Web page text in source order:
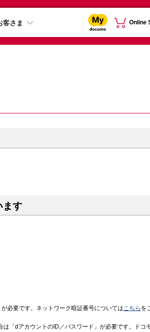
客さま Online
ます
必要です。ネットワーク暗証番号についてはこちら を
「dアカウントのID／パスワード」が必要です。ドコ